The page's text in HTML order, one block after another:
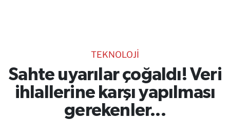
TEKNOLOJİ
Sahte uyarılar çoğaldı! Veri
ihlallerine karşı yapılması
gerekenler...
RESMİ İLANLAR
Gencsesfm Canlı Dinle